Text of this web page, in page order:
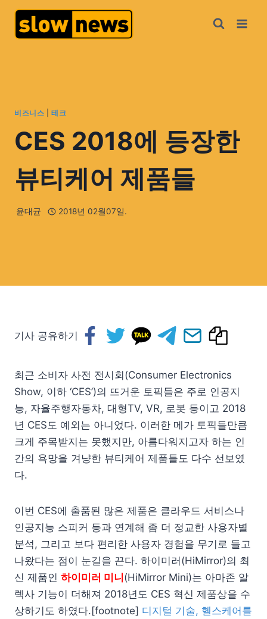
비즈니스 |테크
CES 2018에 등장한
뷰티케어 제품들
윤대균 2018년 02월07일.
기사 공유하기
최근 소비자 사전 전시회(Consumer Electronics
Show, 이하 ‘CES’)의 뜨거운 토픽들은 주로 인공지
능, 자율주행자동차, 대형TV, VR, 로봇 등이고 2018
년 CES도 예외는 아니었다. 이러한 메가 토픽들만큼
크게 주목받지는 못했지만, 아름다워지고자 하는 인
간의 욕망을 겨냥한 뷰티케어 제품들도 다수 선보였
다.
이번 CES에 출품된 많은 제품은 클라우드 서비스나
인공지능 스피커 등과 연계해 좀 더 정교한 사용자별
분석, 그리고 보다 편리한 사용자 경험을 무기로 들고
나왔다는 점이 눈길을 끈다. 하이미러(HiMirror)의 최
신 제품인 하이미러 미니 (HiMirror Mini)는 아마존 알
렉사 기능이 더해져 2018년도 CES 혁신 제품상을 수
상하기도 하였다.[footnote] 디지털 기술, 헬스케어를